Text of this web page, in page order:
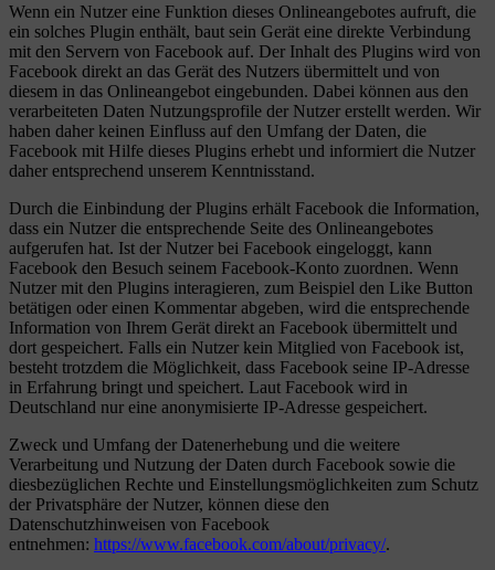
Wenn ein Nutzer eine Funktion dieses Onlineangebotes aufruft, die
ein solches Plugin enthält, baut sein Gerät eine direkte Verbindung
mit den Servern von Facebook auf. Der Inhalt des Plugins wird von
Facebook direkt an das Gerät des Nutzers übermittelt und von
diesem in das Onlineangebot eingebunden. Dabei können aus den
verarbeiteten Daten Nutzungsprofile der Nutzer erstellt werden. Wir
haben daher keinen Einfluss auf den Umfang der Daten, die
Facebook mit Hilfe dieses Plugins erhebt und informiert die Nutzer
daher entsprechend unserem Kenntnisstand.
Durch die Einbindung der Plugins erhält Facebook die Information,
dass ein Nutzer die entsprechende Seite des Onlineangebotes
aufgerufen hat. Ist der Nutzer bei Facebook eingeloggt, kann
Facebook den Besuch seinem Facebook-Konto zuordnen. Wenn
Nutzer mit den Plugins interagieren, zum Beispiel den Like Button
betätigen oder einen Kommentar abgeben, wird die entsprechende
Information von Ihrem Gerät direkt an Facebook übermittelt und
dort gespeichert. Falls ein Nutzer kein Mitglied von Facebook ist,
besteht trotzdem die Möglichkeit, dass Facebook seine IP-Adresse
in Erfahrung bringt und speichert. Laut Facebook wird in
Deutschland nur eine anonymisierte IP-Adresse gespeichert.
Zweck und Umfang der Datenerhebung und die weitere
Verarbeitung und Nutzung der Daten durch Facebook sowie die
diesbezüglichen Rechte und Einstellungsmöglichkeiten zum Schutz
der Privatsphäre der Nutzer, können diese den
Datenschutzhinweisen von Facebook
entnehmen: https://www.facebook.com/about/privacy/.